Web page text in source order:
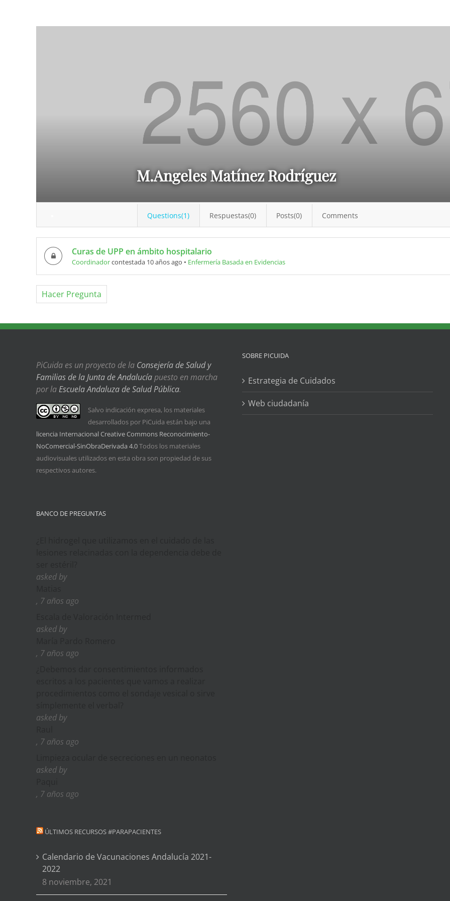
M.Angeles Matínez Rodríguez
Questions(1) Respuestas(0) Posts(0) Comments
Curas de UPP en ámbito hospitalario
Coordinadorcontestada 10 años ago • Enfermería Basada en Evidencias
Hacer Pregunta
PiCuida es un proyecto de la Consejería de Salud y
Familias de la Junta de Andalucíapuesto en marcha
por laEscuela Andaluza de Salud Pública.
Salvo indicación expresa, los materiales
desarrollados por PiCuida están bajo una
licencia Internacional Creative Commons Reconocimiento-
NoComercial-SinObraDerivada 4.0Todos los materiales
audiovisuales utilizados en esta obra son propiedad de sus
respectivos autores.
BANCO DE PREGUNTAS
asked by
, 7 años ago
asked by
, 7 años ago
asked by
, 7 años ago
asked by
, 7 años ago
ÚLTIMOS RECURSOS #PARAPACIENTES
Calendario de Vacunaciones Andalucía 2021-
2022
8 noviembre, 2021
SOBRE PICUIDA
Estrategia de Cuidados
Web ciudadanía